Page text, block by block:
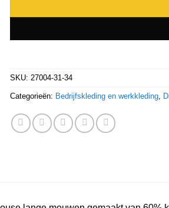
SKU:27004-31-34
Categorieën: Bedrijfskleding en werkkleding,